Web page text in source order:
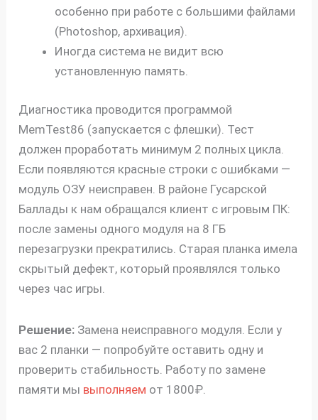
особенно при работе с большими файлами
(Photoshop, архивация).
Иногда система не видит всю
установленную память.
Диагностика проводится программой
MemTest86 (запускается с флешки). Тест
должен проработать минимум 2 полных цикла.
Если появляются красные строки с ошибками —
модуль ОЗУ неисправен. В районе Гусарской
Баллады к нам обращался клиент с игровым ПК:
после замены одного модуля на 8 ГБ
перезагрузки прекратились. Старая планка имела
скрытый дефект, который проявлялся только
через час игры.
Решение: Замена неисправного модуля. Если у
вас 2 планки — попробуйте оставить одну и
проверить стабильность. Работу по замене
памяти мы выполняем от 1800₽.